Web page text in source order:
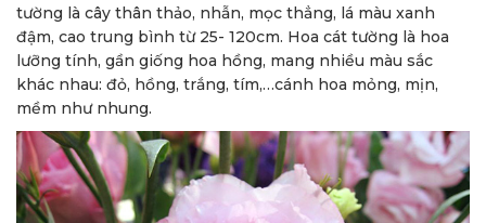
tường là cây thân thảo, nhẫn, mọc thẳng, lá màu xanh
đậm, cao trung bình từ 25- 120cm. Hoa cát tường là hoa
lưỡng tính, gần giống hoa hồng, mang nhiều màu sắc
khác nhau: đỏ, hồng, trắng, tím,…cánh hoa mỏng, mịn,
mềm như nhung.